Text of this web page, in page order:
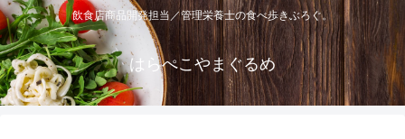
飲食店商品開発担当／管理栄養士の食べ歩きぶろぐ。
はらぺこやまぐるめ